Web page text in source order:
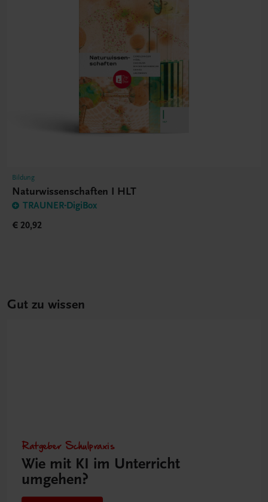
Bildung
Naturwissenschaften I HLT
TRAUNER-DigiBox
€ 20,92
Gut zu wissen
Ratgeber Schulpraxis
Wie mit KI im Unterricht
umgehen?